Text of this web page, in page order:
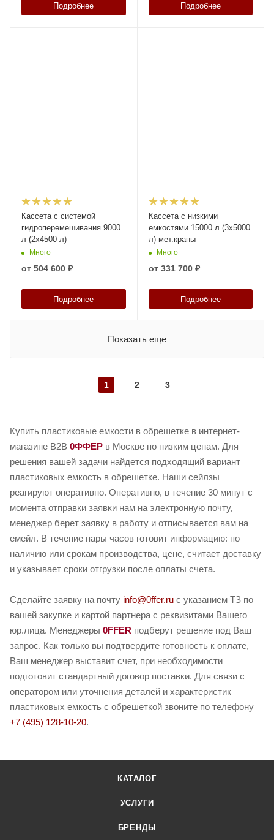
Подробнее Подробнее
Кассета с системой
гидроперемешивания 9000
л (2х4500 л)
Много
от 504 600 ₽
Подробнее
Кассета с низкими
емкостями 15000 л (3х5000
л) мет.краны
Много
от 331 700 ₽
Подробнее
Показать еще
1 2 3
Купить пластиковые емкости в обрешетке в интернет-
магазине B2B 0ФФЕР в Москве по низким ценам. Для
решения вашей задачи найдется подходящий вариант
пластиковых емкость в обрешетке. Наши сейлзы
реагируют оперативно. Оперативно, в течение 30 минут с
момента отправки заявки нам на электронную почту,
менеджер берет заявку в работу и отписывается вам на
емейл. В течение пары часов готовит информацию: по
наличию или срокам производства, цене, считает доставку
и указывает сроки отгрузки после оплаты счета.
Сделайте заявку на почту info@0ffer.ru с указанием ТЗ по
вашей закупке и картой партнера с реквизитами Вашего
юр.лица. Менеджеры 0FFER подберут решение под Ваш
запрос. Как только вы подтвердите готовность к оплате,
Ваш менеджер выставит счет, при необходимости
подготовит стандартный договор поставки. Для связи с
оператором или уточнения деталей и характеристик
пластиковых емкость с обрешеткой звоните по телефону
+7 (495) 128-10-20.
КАТАЛОГ
УСЛУГИ
БРЕНДЫ